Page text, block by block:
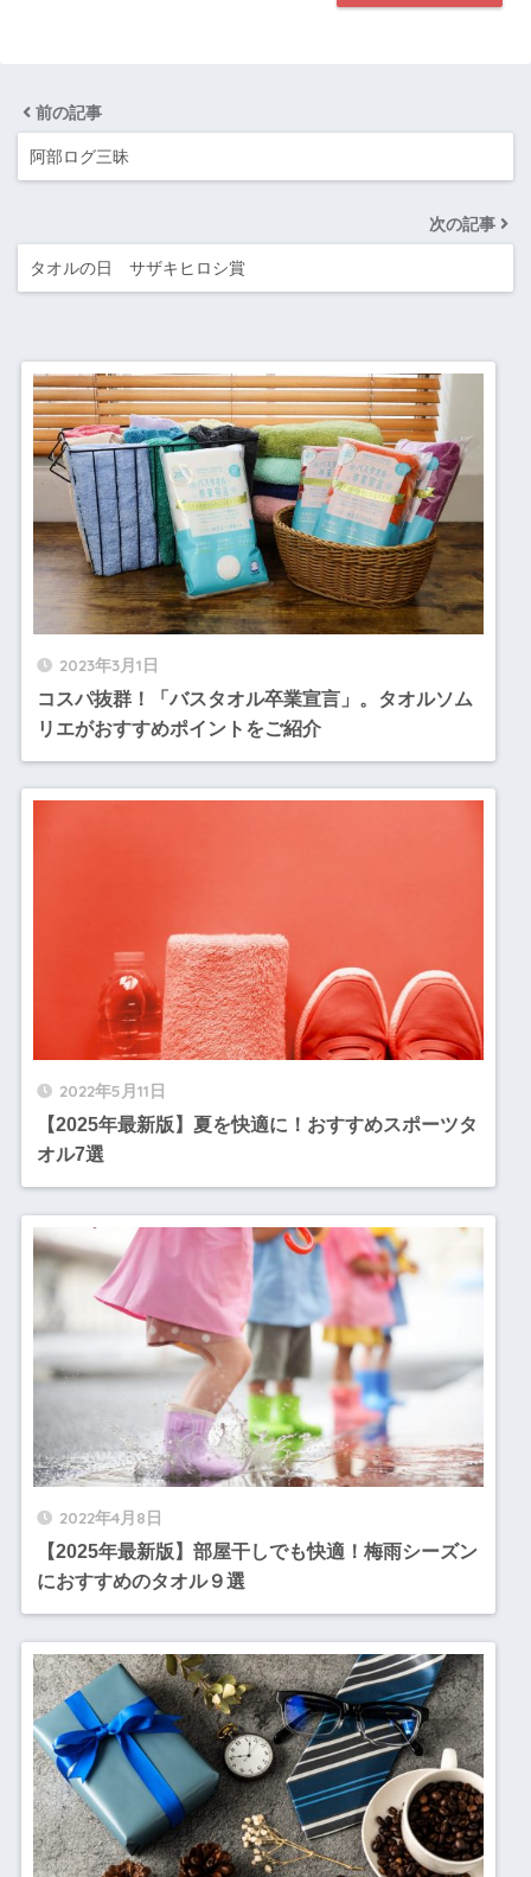
前の記事
阿部ログ三昧
次の記事
タオルの日 サザキヒロシ賞
2023年3月1日
コスパ抜群！「バスタオル卒業宣言」。タオルソム
リエがおすすめポイントをご紹介
2022年5月11日
【2025年最新版】夏を快適に！おすすめスポーツタ
オル7選
2022年4月8日
【2025年最新版】部屋干しでも快適！梅雨シーズン
におすすめのタオル９選